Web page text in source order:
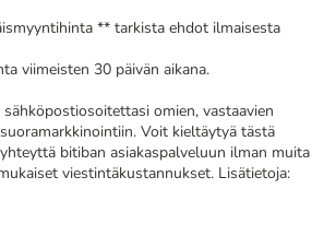
** tarkista ehdot ilmaisesta
viimeisten 30 päivän aikana.
omien, vastaavien
Voit kieltäytyä tästä
bitiban asiakaspalveluun ilman muita
viestintäkustannukset. Lisätietoja: